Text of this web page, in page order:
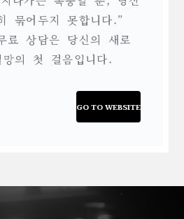
묶어두지 못합니다.”
료 상담은 당신의 새로
의 첫 걸음입니다.
GO TO WEBSITE